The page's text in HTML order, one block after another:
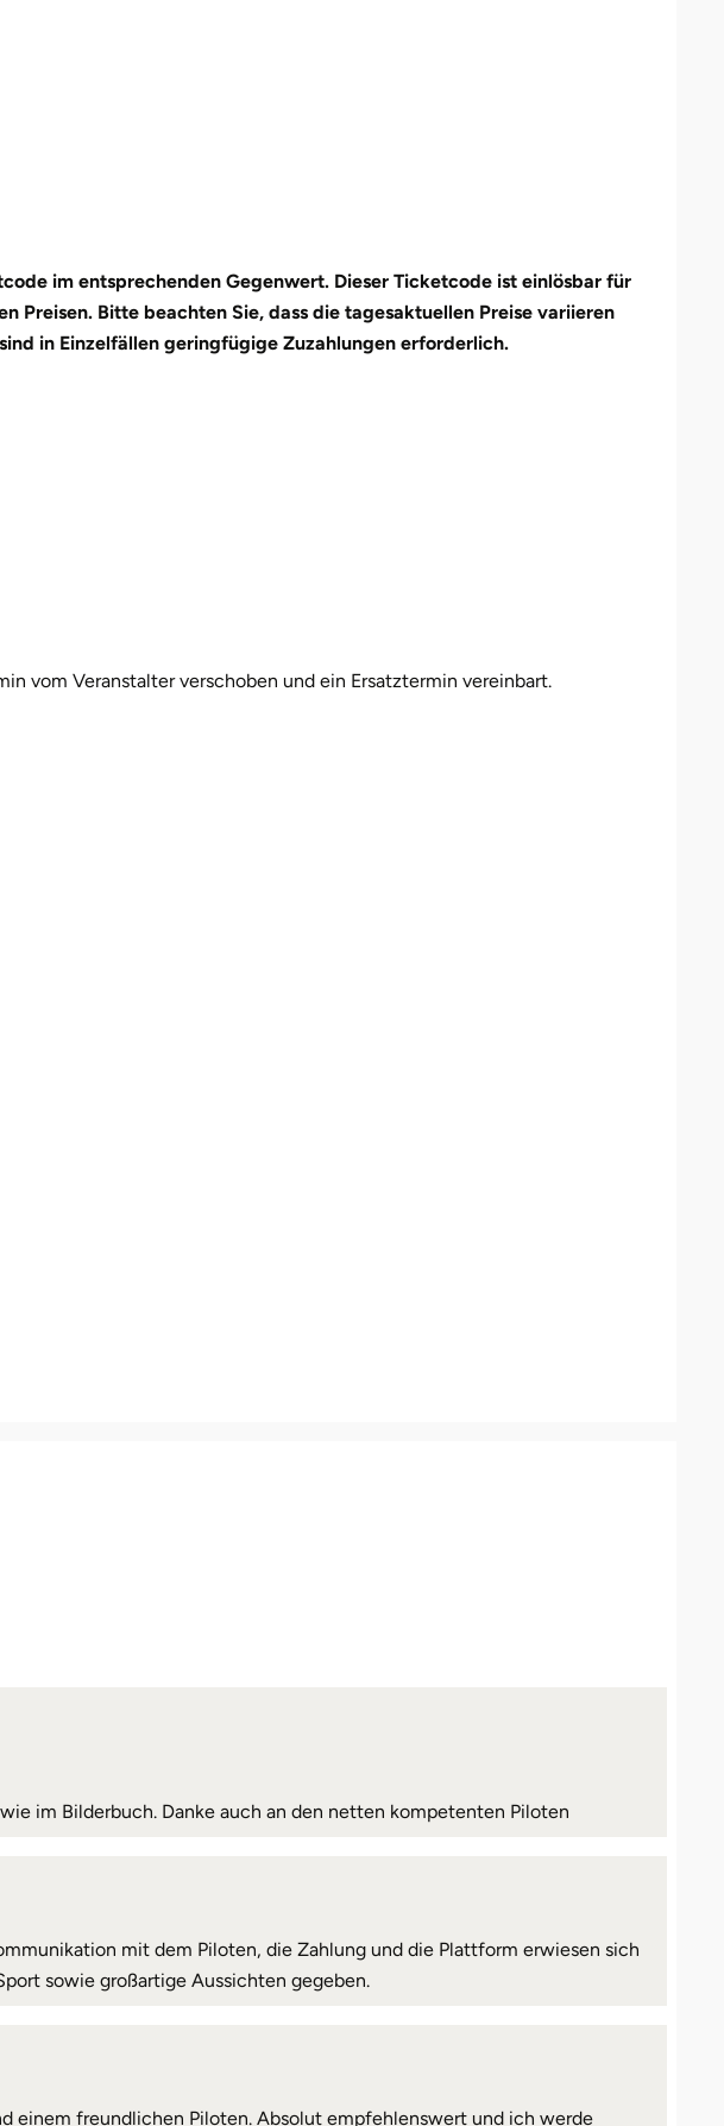
im entsprechenden Gegenwert. Dieser Ticketcode ist einlösbar für
Bitte beachten Sie, dass die tagesaktuellen Preise variieren
in Einzelfällen geringfügige Zuzahlungen erforderlich.
vom Veranstalter verschoben und ein Ersatztermin vereinbart.
im Bilderbuch. Danke auch an den netten kompetenten Piloten
mit dem Piloten, die Zahlung und die Plattform erwiesen sich
sowie großartige Aussichten gegeben.
einem freundlichen Piloten. Absolut empfehlenswert und ich werde